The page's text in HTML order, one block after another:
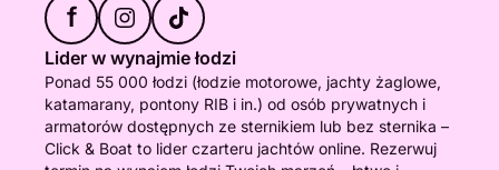
f
Lider w wynajmie łodzi
Ponad 55 000 łodzi (łodzie motorowe, jachty żaglowe,
katamarany, pontony RIB i in.) od osób prywatnych i
armatorów dostępnych ze sternikiem lub bez sternika –
Click & Boat to lider czarteru jachtów online. Rezerwuj